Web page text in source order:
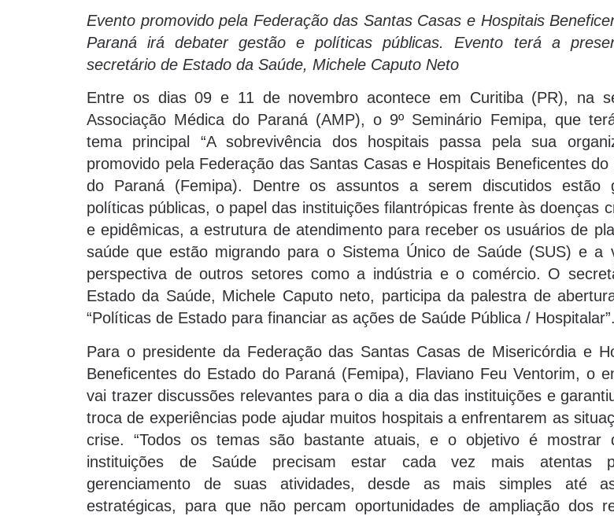
Evento promovido pela Federação das Santas Casas e Hospitais
Paraná irá debater gestão e políticas públicas. Evento terá a
secretário de Estado da Saúde, Michele Caputo Neto
Entre os dias 09 e 11 de novembro acontece em Curitiba (PR), na
Associação Médica do Paraná (AMP), o 9º Seminário Femipa, que
tema principal “A sobrevivência dos hospitais passa pela sua
promovido pela Federação das Santas Casas e Hospitais Beneficentes do
do Paraná (Femipa). Dentre os assuntos a serem discutidos estão
políticas públicas, o papel das instituições filantrópicas frente às doenças
e epidêmicas, a estrutura de atendimento para receber os usuários de
saúde que estão migrando para o Sistema Único de Saúde (SUS) e a
perspectiva de outros setores como a indústria e o comércio. O
Estado da Saúde, Michele Caputo neto, participa da palestra de
“Políticas de Estado para financiar as ações de Saúde Pública / Hospitalar”.
Para o presidente da Federação das Santas Casas de Misericórdia e
Beneficentes do Estado do Paraná (Femipa), Flaviano Feu Ventorim, o
vai trazer discussões relevantes para o dia a dia das instituições e
troca de experiências pode ajudar muitos hospitais a enfrentarem as
crise. “Todos os temas são bastante atuais, e o objetivo é mostrar
instituições de Saúde precisam estar cada vez mais atentas
gerenciamento de suas atividades, desde as mais simples até
estratégicas, para que não percam oportunidades de ampliação dos